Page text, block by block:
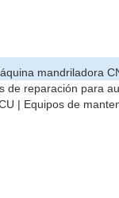
mandriladora
de reparación para
| Equipos de